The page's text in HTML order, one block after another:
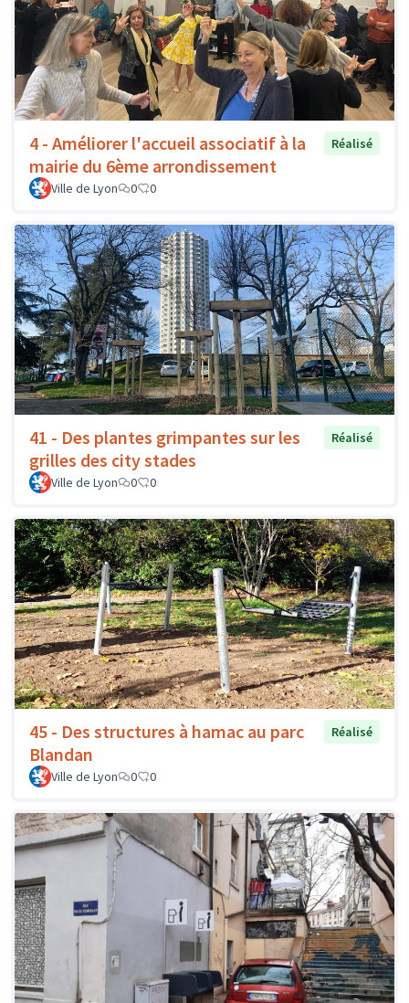
4 - Améliorer l'accueil associatif à la
mairie du 6ème arrondissement
Réalisé
Ville de Lyon 0 0
41 - Des plantes grimpantes sur les
grilles des city stades
Réalisé
Ville de Lyon 0 0
45 - Des structures à hamac au parc
Blandan
Réalisé
Ville de Lyon 0 0